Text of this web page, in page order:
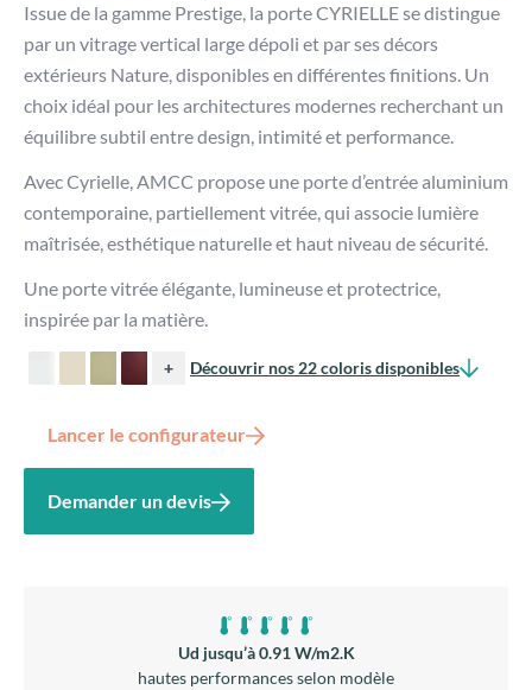
Issue de la gamme Prestige, la porte CYRIELLE se distingue
par un vitrage vertical large dépoli et par ses décors
extérieurs Nature, disponibles en différentes finitions. Un
choix idéal pour les architectures modernes recherchant un
équilibre subtil entre design, intimité et performance.
Avec Cyrielle, AMCC propose une porte d’entrée aluminium
contemporaine, partiellement vitrée, qui associe lumière
maîtrisée, esthétique naturelle et haut niveau de sécurité.
Une porte vitrée élégante, lumineuse et protectrice,
inspirée par la matière.
+ Découvrir nos 22 coloris disponibles
Lancer le configurateur
Demander un devis
Ud jusqu’à 0.91 W/m2.K
hautes performances selon modèle